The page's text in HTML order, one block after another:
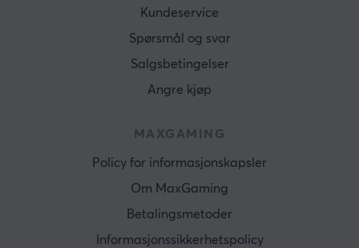
Kundeservice
Spørsmål og svar
Salgsbetingelser
Angre kjøp
MAXGAMING
Policy for informasjonskapsler
Om MaxGaming
Betalingsmetoder
Informasjonssikkerhetspolicy